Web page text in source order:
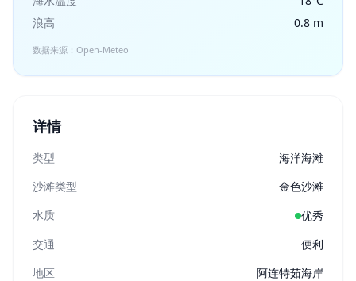
浪高
0.8 m
数据来源：Open-Meteo
详情
类型
海洋海滩
沙滩类型
金色沙滩
水质
优秀
交通
便利
地区
阿连特茹海岸